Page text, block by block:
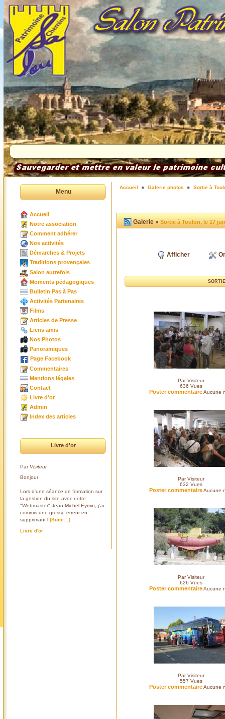
Menu
Accueil
Notre association
Comment adhérer
Nos activités
Démarches & Projets
Traditions provençales
Salon autrefois
Moments pédagogiques
Bulletin Pas à Pas
Activités Partenaires
Films
Articles de Presse
Liens amis
Nos Photos
Panoramiques
Page Facebook
Commentaires
Mentions légales
Contact
Livre d'or
Admin
Index des articles
Livre d'or
Par Visiteur
Bonjour
Lors d'une séance de formation sur
la gestion du site avec notre
"Webmaster" Jean Michel Eymin, j'ai
commis une grosse erreur en
supprimant l [Suite...]
Livre d'or
Accueil Galerie photos Sortie à
Galerie »Sortie à Toulon, le 17
Afficher
Par Visiteur
636 Vues
Poster commentaireAucune
Par Visiteur
632 Vues
Poster commentaireAucune
Par Visiteur
626 Vues
Poster commentaireAucune
Par Visiteur
557 Vues
Poster commentaireAucune